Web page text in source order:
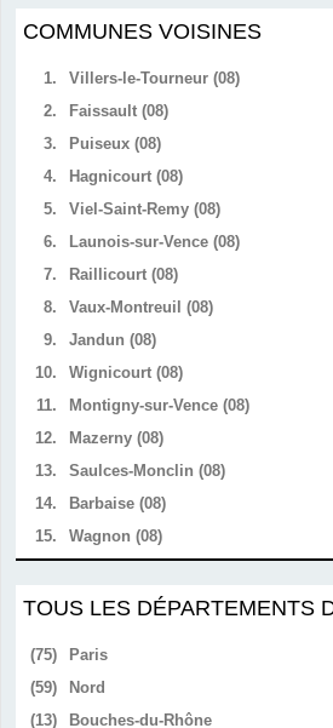
COMMUNES VOISINES
1.
Villers-le-Tourneur (08)
2.
Faissault (08)
3.
Puiseux (08)
4.
Hagnicourt (08)
5.
Viel-Saint-Remy (08)
6.
Launois-sur-Vence (08)
7.
Raillicourt (08)
8.
Vaux-Montreuil (08)
9.
Jandun (08)
10.
Wignicourt (08)
11.
Montigny-sur-Vence (08)
12.
Mazerny (08)
13.
Saulces-Monclin (08)
14.
Barbaise (08)
15.
Wagnon (08)
TOUS LES DÉPARTEMENTS
(75)
Paris
(59)
Nord
(13)
Bouches-du-Rhône